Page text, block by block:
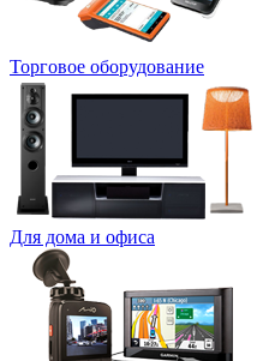
Торговое оборудование
Для дома и офиса